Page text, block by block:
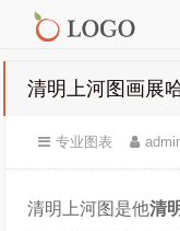
清明上河图画展
专业图表
清明上河图是他清